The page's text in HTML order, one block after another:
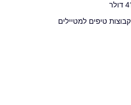
קבוצות טיפים למטיילים